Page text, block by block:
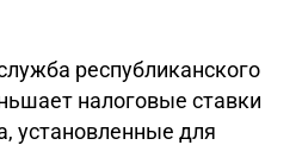
республиканского
налоговые ставки
установленные для